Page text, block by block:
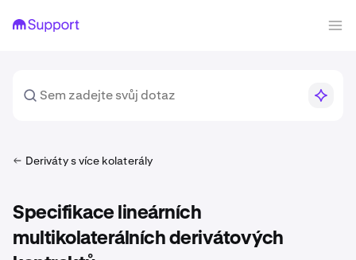
Deriváty s více kolaterály
Specifikace lineárních
multikolaterálních derivátových